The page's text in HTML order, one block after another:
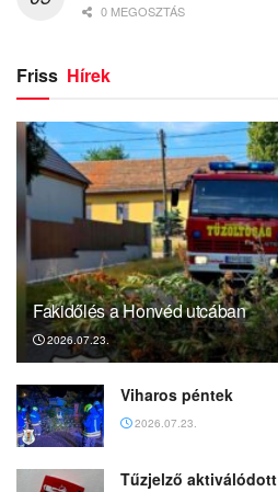
0 MEGOSZTÁS
Friss Hírek
Fakidőlés a Honvéd utcában
2026.07.23.
Viharos péntek
2026.07.23.
Tűzjelző aktiválódott